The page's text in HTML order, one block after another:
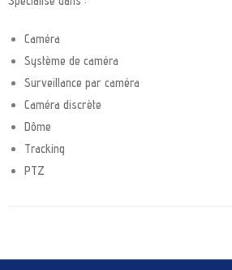
Caméra
Système de caméra
Surveillance par caméra
Caméra discrète
Dôme
Tracking
PTZ